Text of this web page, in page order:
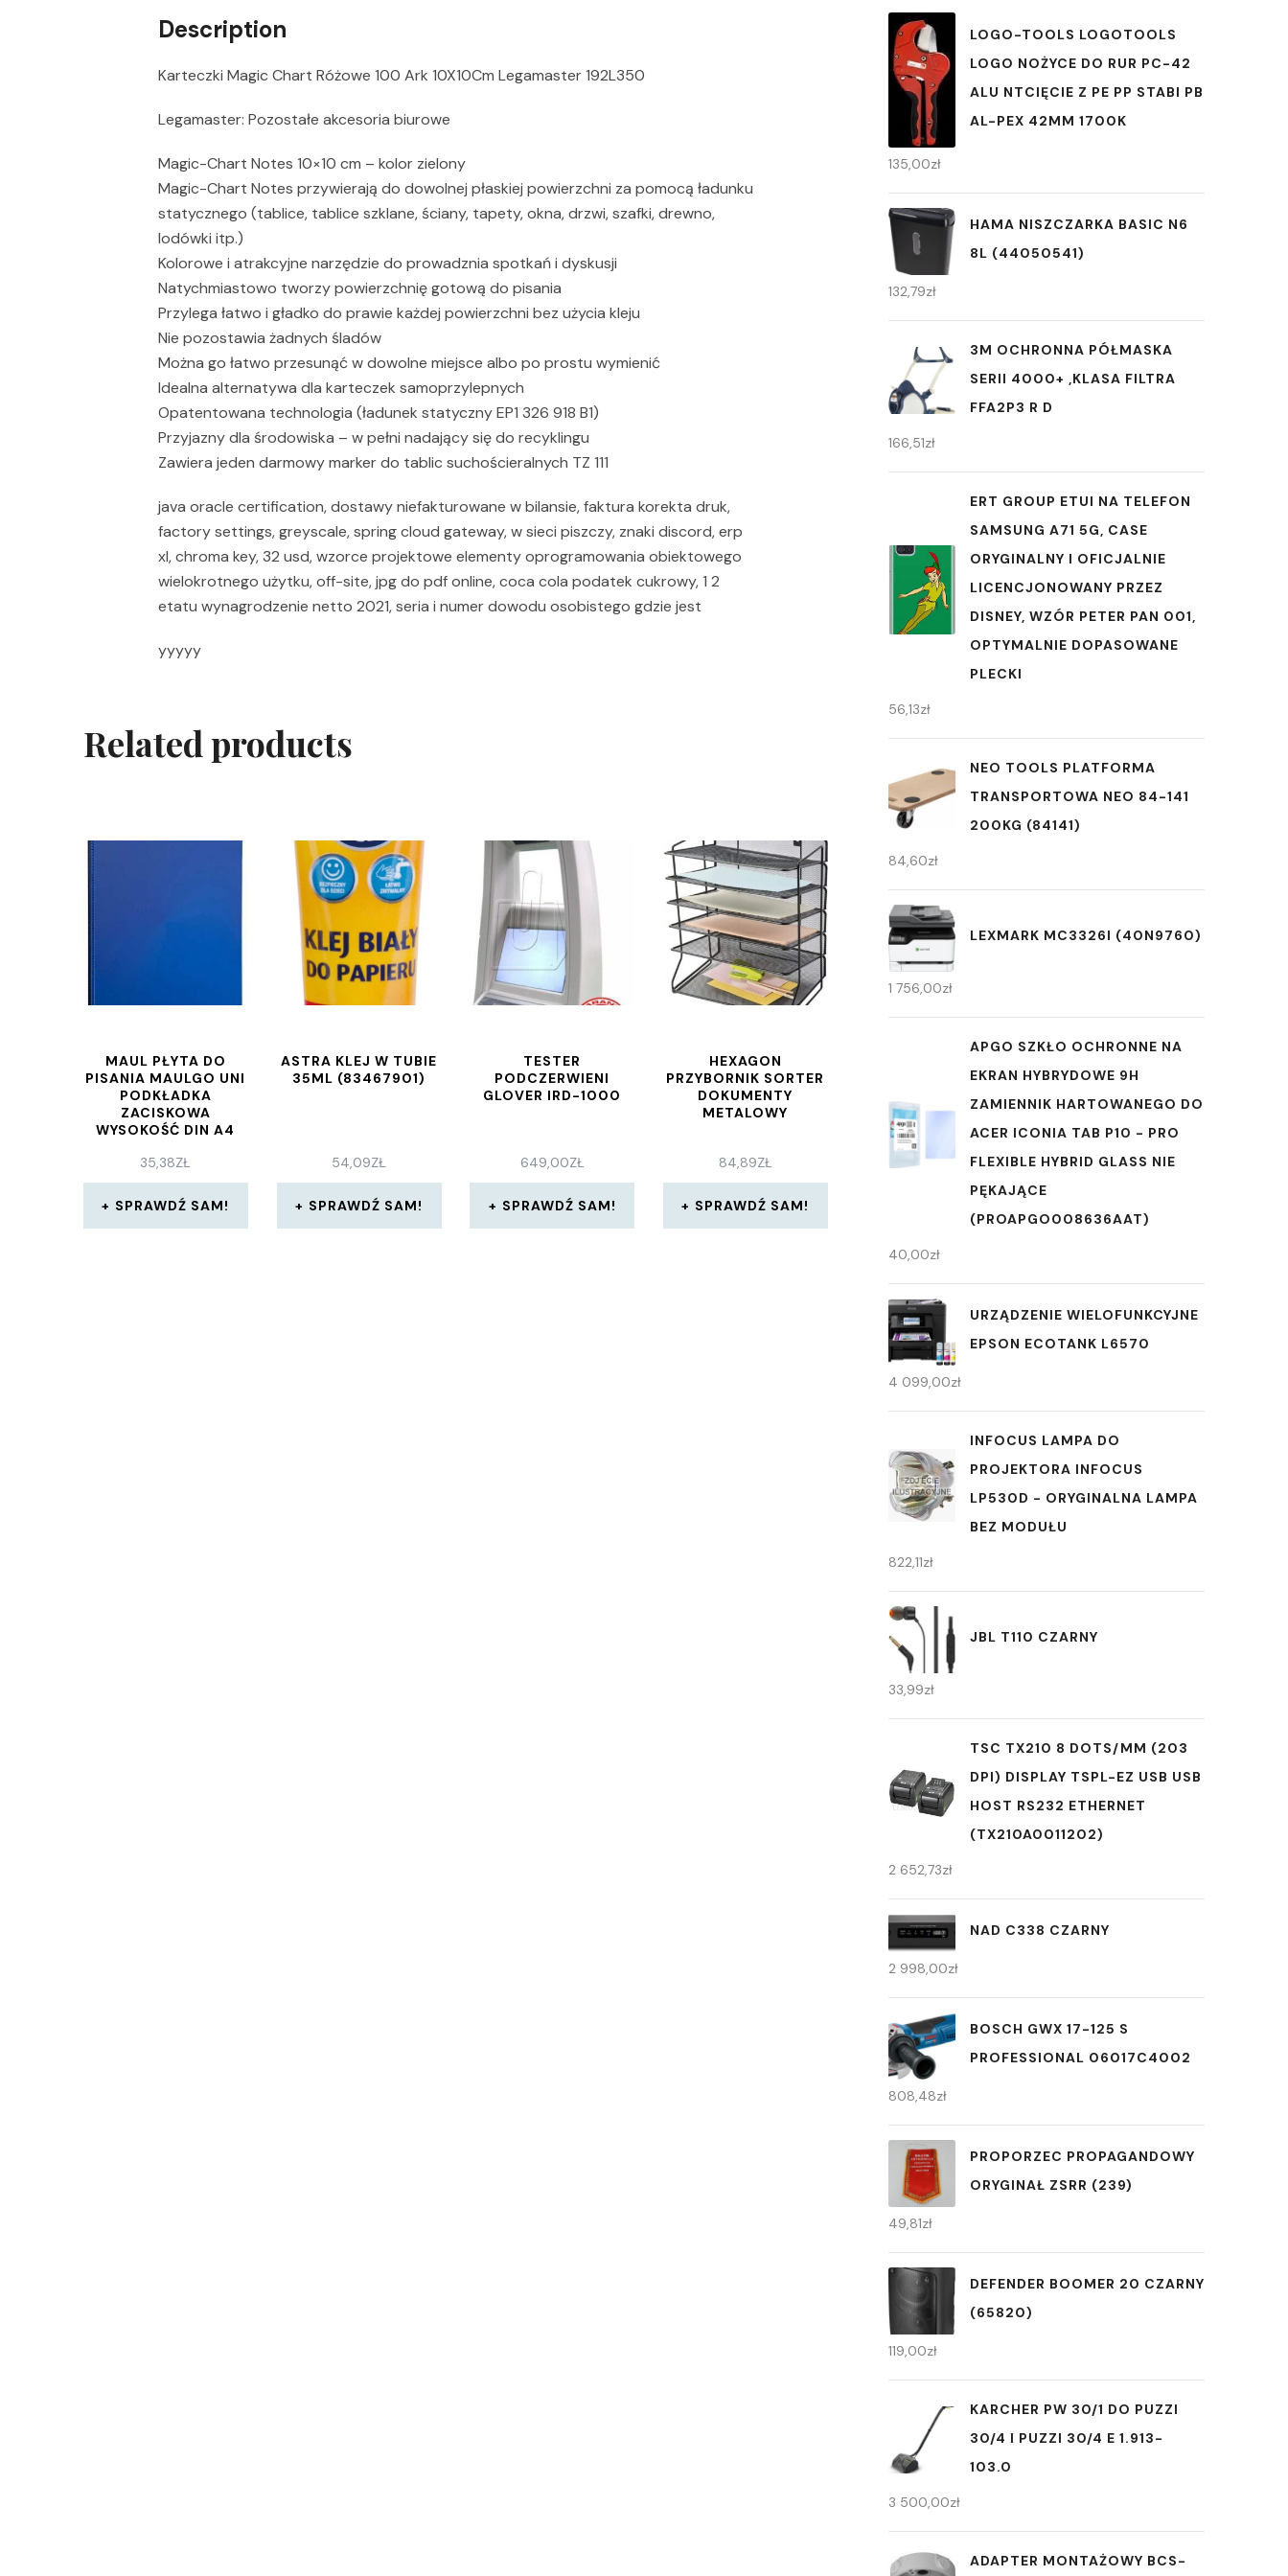
Description
Karteczki Magic Chart Różowe 100 Ark 10X10Cm Legamaster 192L350
Legamaster: Pozostałe akcesoria biurowe
Magic-Chart Notes 10×10 cm – kolor zielony
Magic-Chart Notes przywierają do dowolnej płaskiej powierzchni za pomocą ładunku
statycznego (tablice, tablice szklane, ściany, tapety, okna, drzwi, szafki, drewno,
lodówki itp.)
Kolorowe i atrakcyjne narzędzie do prowadznia spotkań i dyskusji
Natychmiastowo tworzy powierzchnię gotową do pisania
Przylega łatwo i gładko do prawie każdej powierzchni bez użycia kleju
Nie pozostawia żadnych śladów
Można go łatwo przesunąć w dowolne miejsce albo po prostu wymienić
Idealna alternatywa dla karteczek samoprzylepnych
Opatentowana technologia (ładunek statyczny EP1 326 918 B1)
Przyjazny dla środowiska – w pełni nadający się do recyklingu
Zawiera jeden darmowy marker do tablic suchościeralnych TZ 111
java oracle certification, dostawy niefakturowane w bilansie, faktura korekta druk,
factory settings, greyscale, spring cloud gateway, w sieci piszczy, znaki discord, erp
xl, chroma key, 32 usd, wzorce projektowe elementy oprogramowania obiektowego
wielokrotnego użytku, off-site, jpg do pdf online, coca cola podatek cukrowy, 1 2
etatu wynagrodzenie netto 2021, seria i numer dowodu osobistego gdzie jest
yyyyy
Related products
MAUL PŁYTA DO
PISANIA MAULGO UNI
PODKŁADKA
ZACISKOWA
WYSOKOŚĆ DIN A4
PAPIERU TWORZYWO
SZTUCZNE
SZEROKOŚĆ ZACISKU
8 MM NIEBIESKA
35,38ZŁ
SPRAWDŹ SAM!
ASTRA KLEJ W TUBIE
35ML (83467901)
54,09ZŁ
SPRAWDŹ SAM!
TESTER
PODCZERWIENI
GLOVER IRD-1000
649,00ZŁ
SPRAWDŹ SAM!
HEXAGON
PRZYBORNIK SORTER
DOKUMENTY
METALOWY
84,89ZŁ
SPRAWDŹ SAM!
LOGO-TOOLS LOGOTOOLS
LOGO NOŻYCE DO RUR PC-42
ALU NTCIĘCIE Z PE PP STABI PB
AL-PEX 42MM 1700K
135,00zł
HAMA NISZCZARKA BASIC N6
8L (44050541)
132,79zł
3M OCHRONNA PÓŁMASKA
SERII 4000+ ,KLASA FILTRA
FFA2P3 R D
166,51zł
ERT GROUP ETUI NA TELEFON
SAMSUNG A71 5G, CASE
ORYGINALNY I OFICJALNIE
LICENCJONOWANY PRZEZ
DISNEY, WZÓR PETER PAN 001,
OPTYMALNIE DOPASOWANE
PLECKI
56,13zł
NEO TOOLS PLATFORMA
TRANSPORTOWA NEO 84-141
200KG (84141)
84,60zł
LEXMARK MC3326I (40N9760)
1 756,00zł
APGO SZKŁO OCHRONNE NA
EKRAN HYBRYDOWE 9H
ZAMIENNIK HARTOWANEGO DO
ACER ICONIA TAB P10 - PRO
FLEXIBLE HYBRID GLASS NIE
PĘKAJĄCE
(PROAPGO008636AAT)
40,00zł
URZĄDZENIE WIELOFUNKCYJNE
EPSON ECOTANK L6570
4 099,00zł
INFOCUS LAMPA DO
PROJEKTORA INFOCUS
LP530D - ORYGINALNA LAMPA
BEZ MODUŁU
822,11zł
JBL T110 CZARNY
33,99zł
TSC TX210 8 DOTS/MM (203
DPI) DISPLAY TSPL-EZ USB USB
HOST RS232 ETHERNET
(TX210A0011202)
2 652,73zł
NAD C338 CZARNY
2 998,00zł
BOSCH GWX 17-125 S
PROFESSIONAL 06017C4002
808,48zł
PROPORZEC PROPAGANDOWY
ORYGINAŁ ZSRR (239)
49,81zł
DEFENDER BOOMER 20 CZARNY
(65820)
119,00zł
KARCHER PW 30/1 DO PUZZI
30/4 I PUZZI 30/4 E 1.913-
103.0
3 500,00zł
ADAPTER MONTAŻOWY BCS-